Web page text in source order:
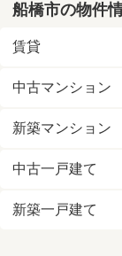
船橋市の物件
賃貸
中古マンション
新築マンション
中古一戸建て
新築一戸建て